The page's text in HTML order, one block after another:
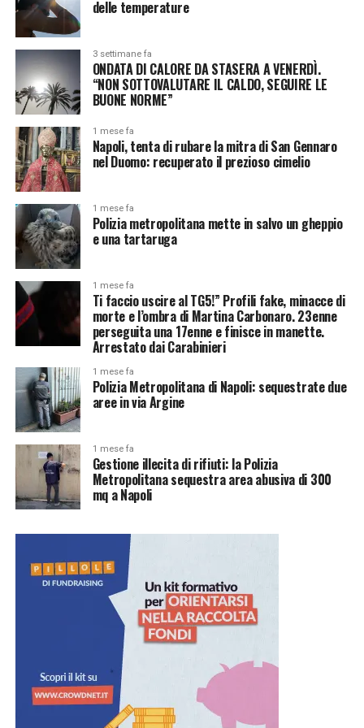
delle temperature
3 settimane fa
ONDATA DI CALORE DA STASERA A VENERDÌ.
“NON SOTTOVALUTARE IL CALDO, SEGUIRE LE
BUONE NORME”
1 mese fa
Napoli, tenta di rubare la mitra di San Gennaro
nel Duomo: recuperato il prezioso cimelio
1 mese fa
Polizia metropolitana mette in salvo un gheppio
e una tartaruga
1 mese fa
Ti faccio uscire al TG5!” Profili fake, minacce di
morte e l’ombra di Martina Carbonaro. 23enne
perseguita una 17enne e finisce in manette.
Arrestato dai Carabinieri
1 mese fa
Polizia Metropolitana di Napoli: sequestrate due
aree in via Argine
1 mese fa
Gestione illecita di rifiuti: la Polizia
Metropolitana sequestra area abusiva di 300
mq a Napoli